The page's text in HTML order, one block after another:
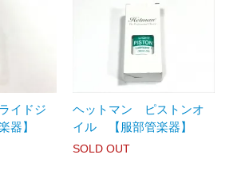
イドジ
器】
ヘットマン ピストンオ
イル 【服部管楽器】
SOLD OUT